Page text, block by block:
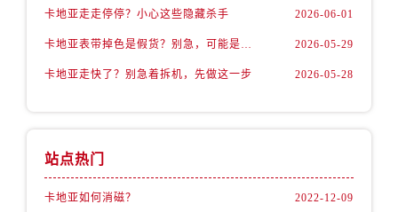
卡地亚走走停停？小心这些隐藏杀手 2026-06-01
卡地亚表带掉色是假货？别急，可能是这些日常习惯惹的祸 2026-05-29
卡地亚走快了？别急着拆机，先做这一步 2026-05-28
站点热门
卡地亚如何消磁？ 2022-12-09